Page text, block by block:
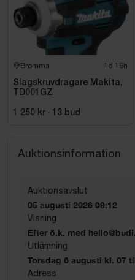
Bromma 1d 19h
Slagskruvdragare Makita,
TD001GZ
1 250 kr · 13 bud
Auktionsinformation
Auktionsavslut
05 augusti 2026 09:12
Visning
Efter ö.k. med
Utlämning
Torsdag 6 augusti kl. 07
Adress